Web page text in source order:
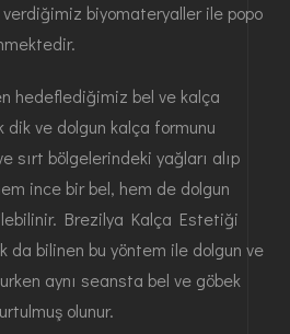
verdiğimiz biyomateryaller ile popo
hedeflediğimiz bel ve kalça
dik ve dolgun kalça formunu
sırt bölgelerindeki yağları alıp
ince bir bel, hem de dolgun
Brezilya Kalça Estetiği
bilinen bu yöntem ile dolgun ve
aynı seansta bel ve göbek
olunur.